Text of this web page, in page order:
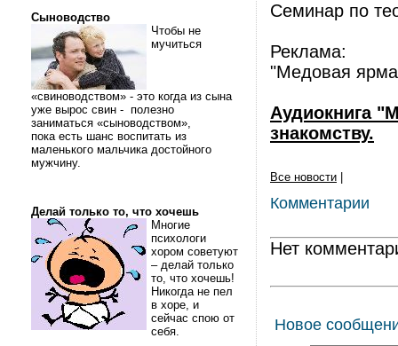
Сыноводство
Чтобы не
мучиться
«свиноводством» - это когда из сына
уже вырос свин - полезно
заниматься «сыноводством»,
пока есть шанс воспитать из
маленького мальчика достойного
мужчину.
Делай только то, что хочешь
Многие
психологи
хором советуют
– делай только
то, что хочешь!
Никогда не пел
в хоре, и
сейчас спою от
себя.
Семинар по
Реклама:
"Медовая
Аудиокнига
знакомству.
Все новости
Комментарии
Нет
Новое